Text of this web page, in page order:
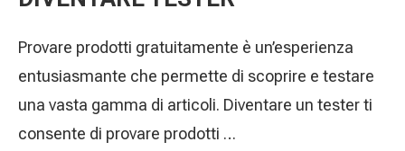
Provare prodotti gratuitamente è un’esperienza
entusiasmante che permette di scoprire e testare
una vasta gamma di articoli. Diventare un tester ti
consente di provare prodotti …